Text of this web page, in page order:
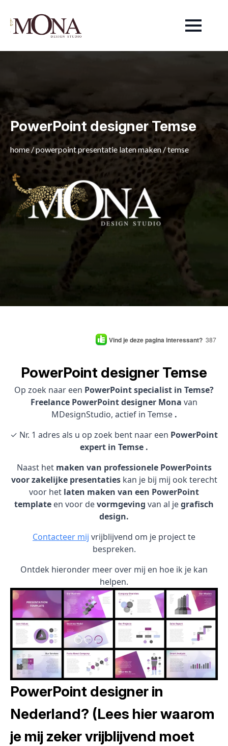
PowerPoint designer Temse
home/powerpoint presentatie laten maken /temse
Vind je deze pagina interessant? 387
PowerPoint designer Temse
Op zoek naar een PowerPoint specialist in Temse?
Freelance PowerPoint designer Mona van
MDesignStudio, actief in Temse .
✓ Nr. 1 adres als u op zoek bent naar een PowerPoint
expert in Temse .
Naast het maken van professionele PowerPoints
voor zakelijke presentatieskan je bij mij ook terecht
voor het laten maken van een PowerPoint
template en voor devormgeving van al jegrafisch
design.
Contacteer mij vrijblijvend om je project te
bespreken.
Ontdek hieronder meer over mij en hoe ik je kan
helpen.
PowerPoint designer in
Nederland? (Lees hier waarom
je mij zeker vrijblijvend moet